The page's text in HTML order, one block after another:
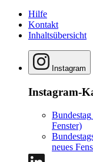
Hilfe
Kontakt
Inhaltsübersicht
Instagram
Instagram-
Bundestag
Fenster)
neues